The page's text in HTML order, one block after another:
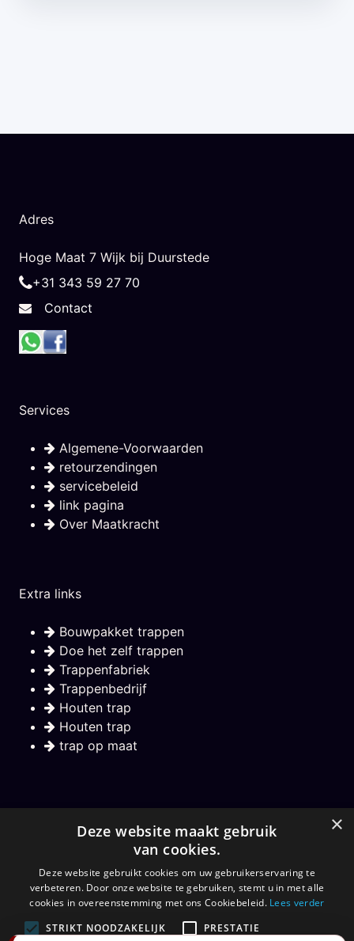
Adres
Hoge Maat 7 Wijk bij Duurstede
+31 343 59 27 70
Contact
Services
Algemene-Voorwaarden
retourzendingen
servicebeleid
link pagina
Over Maatkracht
Extra links
Bouwpakket trappen
Doe het zelf trappen
Trappenfabriek
Trappenbedrijf
Houten trap
Houten trap
trap op maat
Hou mij op de hoogte over nieuwe trappen
Aanmelden
×
Deze website maakt gebruik
van cookies.
Deze website gebruikt cookies om uw gebruikerservaring te
verbeteren. Door onze website te gebruiken, stemt u in met alle
cookies in overeenstemming met ons Cookiebeleid. Lees verder
STRIKT NOODZAKELIJK
PRESTATIE